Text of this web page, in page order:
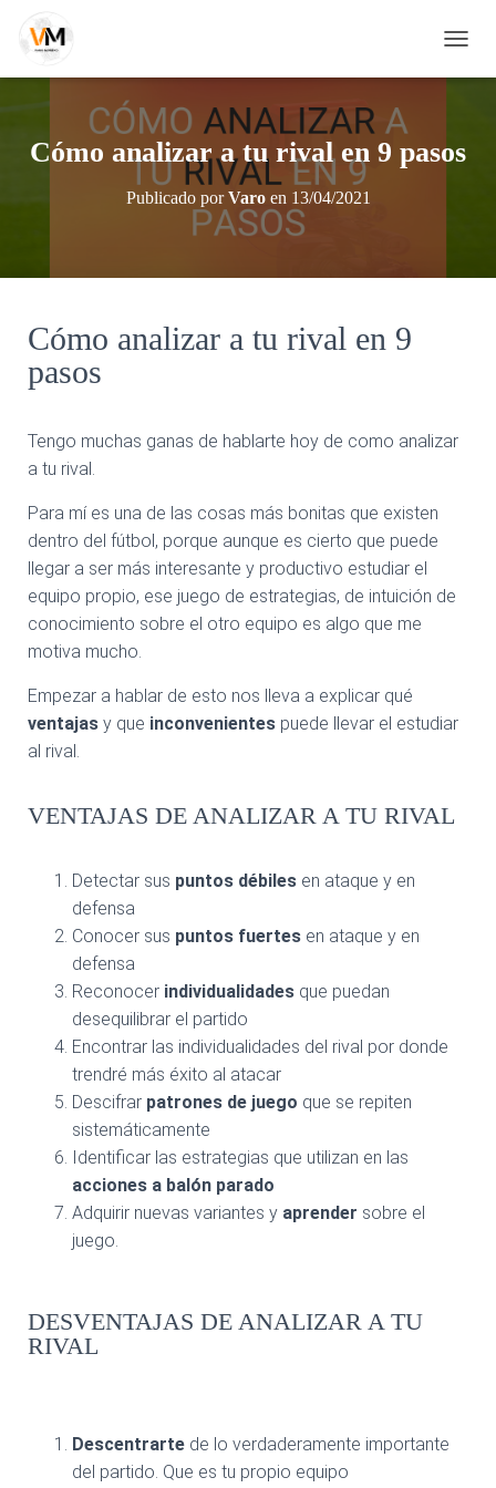
A
A
A
Cómo analizar a tu rival en 9 pasos
Publicado porVaroen 13/04/2021
Cómo analizar a tu rival en 9
pasos
Tengo muchas ganas de hablarte hoy de como analizar
a tu rival.
Para mí es una de las cosas más bonitas que existen
dentro del fútbol, porque aunque es cierto que puede
llegar a ser más interesante y productivo estudiar el
equipo propio, ese juego de estrategias, de intuición de
conocimiento sobre el otro equipo es algo que me
motiva mucho.
Empezar a hablar de esto nos lleva a explicar qué
ventajas y que inconvenientes puede llevar el estudiar
al rival.
VENTAJAS DE ANALIZAR A TU RIVAL
Detectar sus puntos débiles en ataque y en
defensa
Conocer sus puntos fuertes en ataque y en
defensa
Reconocer individualidades que puedan
desequilibrar el partido
Encontrar las individualidades del rival por donde
trendré más éxito al atacar
Descifrar patrones de juego que se repiten
sistemáticamente
Identificar las estrategias que utilizan en las
acciones a balón parado
Adquirir nuevas variantes y aprender sobre el
juego.
DESVENTAJAS DE ANALIZAR A TU
RIVAL
Descentrarte de lo verdaderamente importante
del partido. Que es tu propio equipo